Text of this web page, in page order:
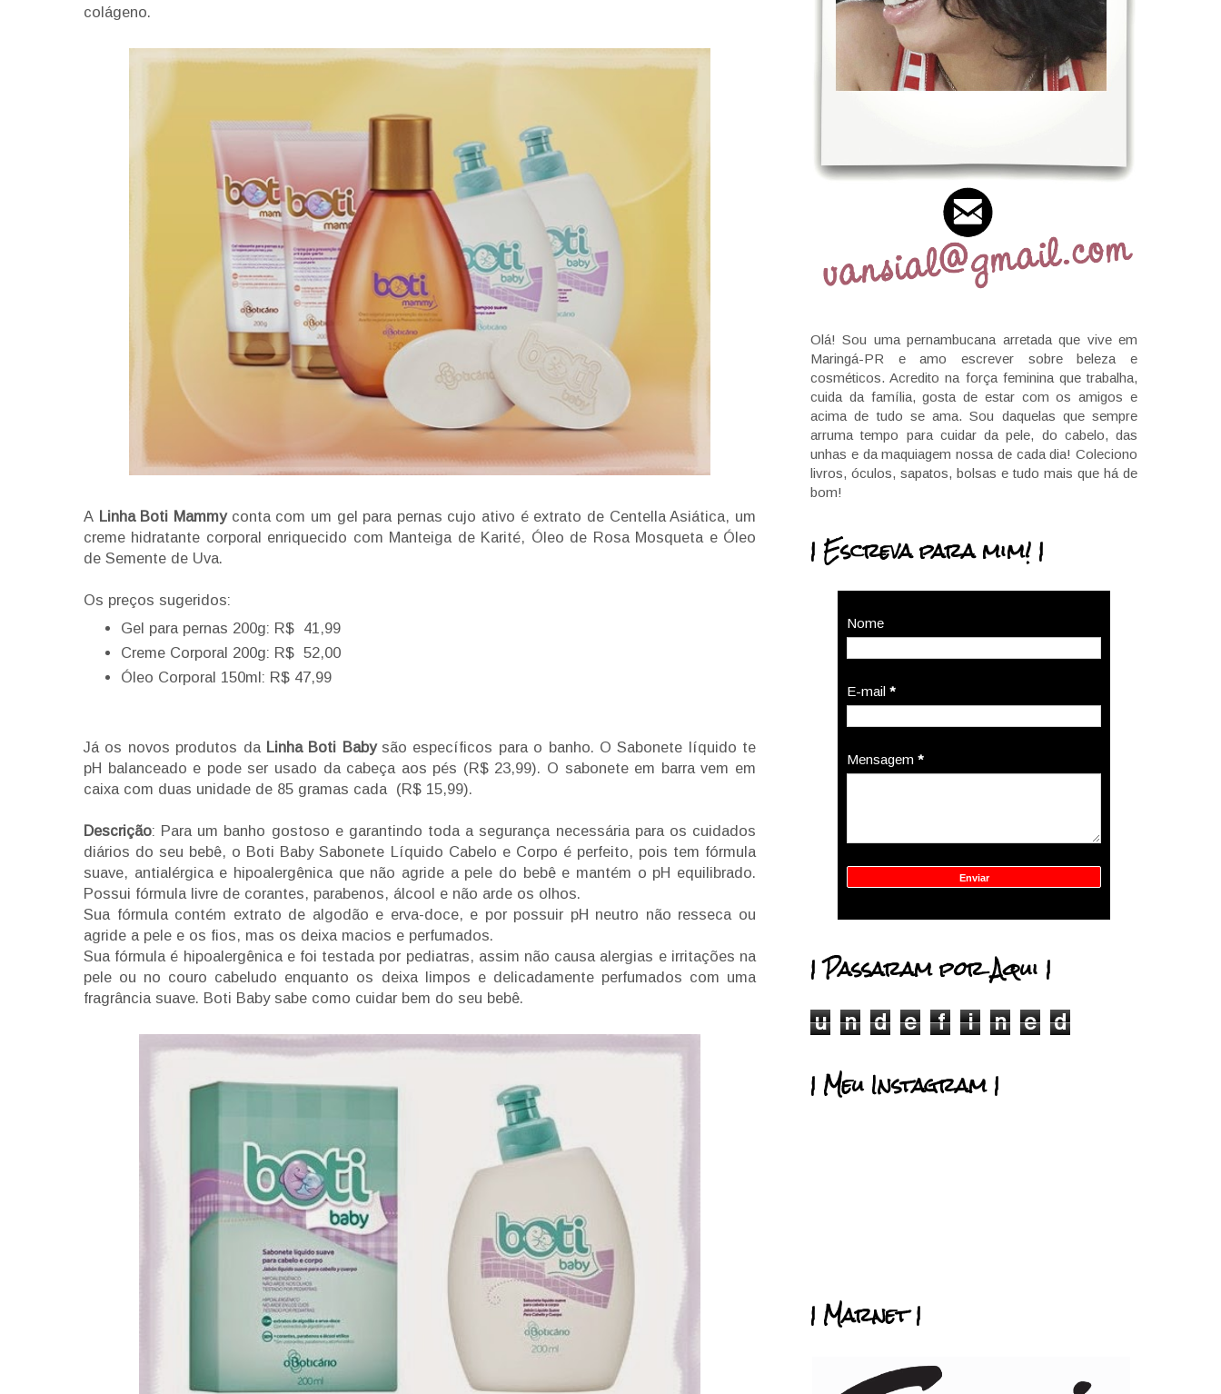
colágeno.
A Linha Boti Mammyconta com um gel para pernas cujo ativo é extrato de Centella Asiática, um
creme hidratante corporal enriquecido com Manteiga de Karité, Óleo de Rosa Mosqueta e Óleo
de Semente de Uva.
Os preços sugeridos:
Gel para pernas 200g: R$ 41,99
Creme Corporal 200g: R$ 52,00
Óleo Corporal 150ml: R$ 47,99
Já os novos produtos da Linha Boti Baby são específicos para o banho. O Sabonete líquido te
pH balanceado e pode ser usado da cabeça aos pés (R$ 23,99). O sabonete em barra vem em
caixa com duas unidade de 85 gramas cada (R$ 15,99).
Descrição: Para um banho gostoso e garantindo toda a segurança necessária para os cuidados
diários do seu bebê, o Boti Baby Sabonete Líquido Cabelo e Corpo é perfeito, pois tem fórmula
suave, antialérgica e hipoalergênica que não agride a pele do bebê e mantém o pH equilibrado.
Possui fórmula livre de corantes, parabenos, álcool e não arde os olhos.
Sua fórmula contém extrato de algodão e erva-doce, e por possuir pH neutro não resseca ou
agride a pele e os fios, mas os deixa macios e perfumados.
Sua fórmula é hipoalergênica e foi testada por pediatras, assim não causa alergias e irritações na
pele ou no couro cabeludo enquanto os deixa limpos e delicadamente perfumados com uma
fragrância suave. Boti Baby sabe como cuidar bem do seu bebê.
Olá! Sou uma pernambucana arretada que vive em
Maringá-PR e amo escrever sobre beleza e
cosméticos. Acredito na força feminina que trabalha,
cuida da família, gosta de estar com os amigos e
acima de tudo se ama. Sou daquelas que sempre
arruma tempo para cuidar da pele, do cabelo, das
unhas e da maquiagem nossa de cada dia! Coleciono
livros, óculos, sapatos, bolsas e tudo mais que há de
bom!
| Escreva para mim! |
Nome
E-mail *
Mensagem *
| Passaram por Aqui |
u n d e f i n e d
| Meu Instagram |
| Marnet |